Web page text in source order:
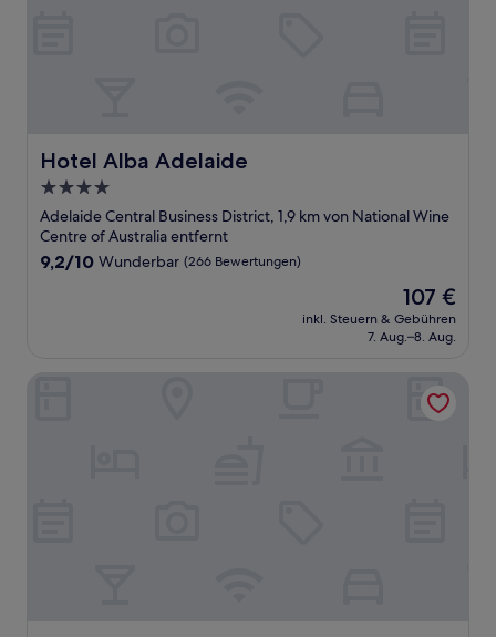
Hotel Alba Adelaide
Hotel Alba Adelaide
4.0-
Sterne-
Unterkunft
Adelaide Central Business District, 1,9 km von National Wine
Centre of Australia entfernt
9.2
9,2/10 Wunderbar (266 Bewertungen)
Der
Preis
beträgt
107 €
inkl. Steuern & Gebühren
7. Aug.–8. Aug.